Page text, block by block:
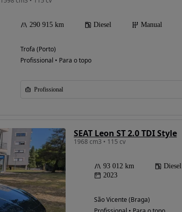
290 915 km Diesel Manual
Trofa (Porto)
Profissional • Para o topo
Profissional
SEAT Leon ST 2.0 TDI Style
1968 cm3 • 115 cv
93 012 km Diesel
2023
São Vicente (Braga)